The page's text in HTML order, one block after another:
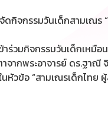
ดกิจกรรมวันเด็กสามเณ
วมกิจกรรมวันเด็กเหมือ
จากพระอาจารย์ ดร.ฐา
หัวข้อ “สามเณรเด็กไทย